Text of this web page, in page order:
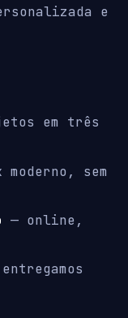
e
em três
sem
— online,